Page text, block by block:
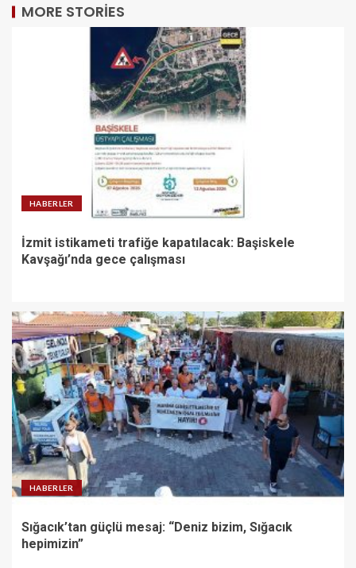
MORE STORIES
HABERLER
İzmit istikameti trafiğe kapatılacak: Başiskele
Kavşağı’nda gece çalışması
HABERLER
Sığacık’tan güçlü mesaj: “Deniz bizim, Sığacık
hepimizin”